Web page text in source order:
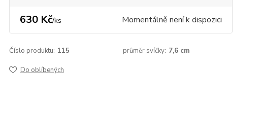
630 Kč/ks Momentálně není k dispozici
Číslo produktu: 115 průměr svíčky: 7,6 cm
Do oblíbených